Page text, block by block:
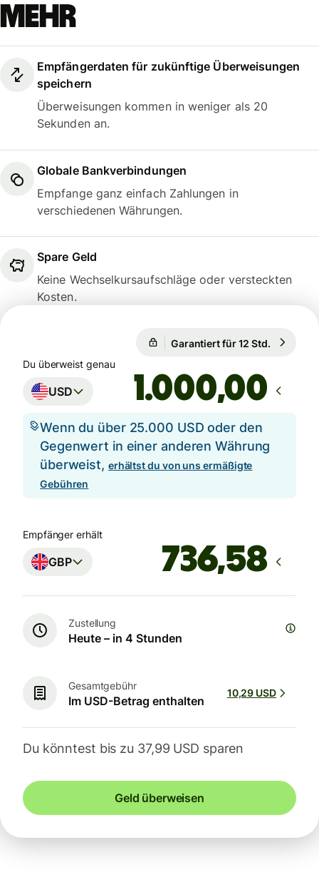
mehr
Empfängerdaten für zukünftige Überweisungen
speichern
Überweisungen kommen in weniger als 20
Sekunden an.
Globale Bankverbindungen
Empfange ganz einfach Zahlungen in
verschiedenen Währungen.
Spare Geld
Keine Wechselkursaufschläge oder versteckten
Kosten.
Garantiert für 12 Std.
Du überweist genau
USD ,00
Wenn du über 25.000 USD oder den
Gegenwert in einer anderen Währung
überweist, erhältst du von uns ermäßigte
Gebühren
Empfänger erhält
GBP
Zustellung
Heute – in 4 Stunden
Gesamtgebühr
Im USD-Betrag enthalten
10,29 USD
Du könntest bis zu 37,99 USD sparen
Geld überweisen